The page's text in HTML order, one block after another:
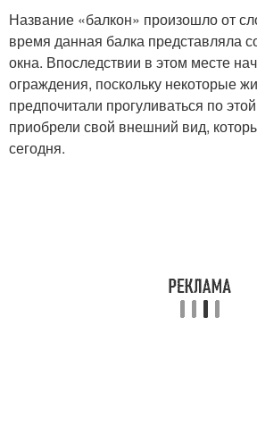
Название «балкон» произошло от
время данная балка представляла
окна. Впоследствии в этом месте
ограждения, поскольку некоторые
предпочитали прогуливаться по
приобрели свой внешний вид,
сегодня.